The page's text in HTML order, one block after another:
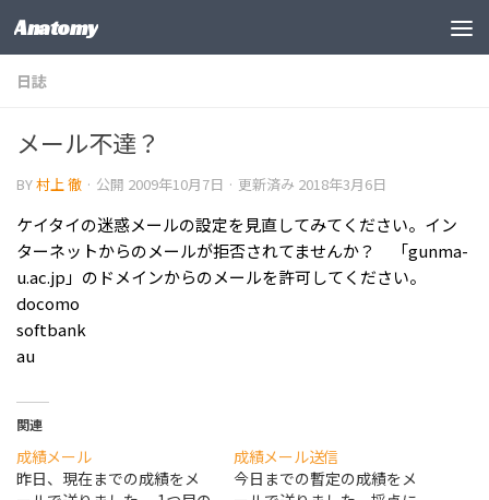
コンテンツの下
Anatomy
日誌
メール不達？
BY村上 徹 · 公開 2009年10月7日 · 更新済み 2018年3月6日
ケイタイの迷惑メールの設定を見直してみてください。イン
ターネットからのメールが拒否されてませんか？ 「gunma-
u.ac.jp」のドメインからのメールを許可してください。
docomo
softbank
au
関連
成績メール
昨日、現在までの成績をメ
成績メール送信
今日までの暫定の成績をメ